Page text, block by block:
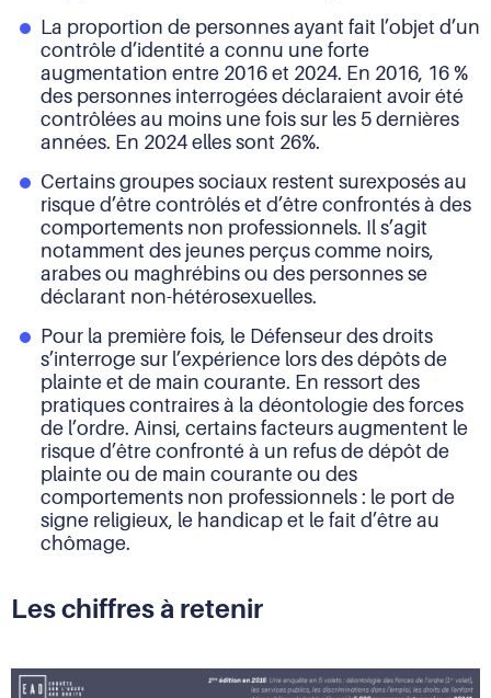
La proportion de personnes ayant fait l’objet d’un
contrôle d’identité a connu une forte
augmentation entre 2016 et 2024. En 2016, 16 %
des personnes interrogées déclaraient avoir été
contrôlées au moins une fois sur les 5 dernières
années. En 2024 elles sont 26%.
Certains groupes sociaux restent surexposés au
risque d’être contrôlés et d’être confrontés à des
comportements non professionnels. Il s’agit
notamment des jeunes perçus comme noirs,
arabes ou maghrébins ou des personnes se
déclarant non-hétérosexuelles.
Pour la première fois, le Défenseur des droits
s’interroge sur l’expérience lors des dépôts de
plainte et de main courante. En ressort des
pratiques contraires à la déontologie des forces
de l’ordre. Ainsi, certains facteurs augmentent le
risque d’être confronté à un refus de dépôt de
plainte ou de main courante ou des
comportements non professionnels : le port de
signe religieux, le handicap et le fait d’être au
chômage.
Les chiffres à retenir